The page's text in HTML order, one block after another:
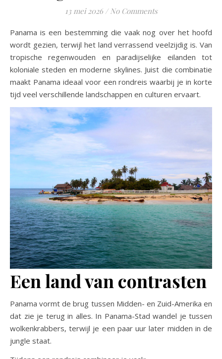
13 mei 2026 / No Comments
Panama is een bestemming die vaak nog over het hoofd
wordt gezien, terwijl het land verrassend veelzijdig is. Van
tropische regenwouden en paradijselijke eilanden tot
koloniale steden en moderne skylines. Juist die combinatie
maakt Panama ideaal voor een rondreis waarbij je in korte
tijd veel verschillende landschappen en culturen ervaart.
Een land van contrasten
Panama vormt de brug tussen Midden- en Zuid-Amerika en
dat zie je terug in alles. In Panama-Stad wandel je tussen
wolkenkrabbers, terwijl je een paar uur later midden in de
jungle staat.